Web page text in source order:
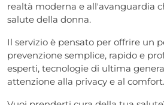
realtà moderna e all'avanguardia
salute della donna.
Il servizio è pensato per offrire un
prevenzione semplice, rapido e
esperti, tecnologie di ultima
attenzione alla privacy e al comfort.